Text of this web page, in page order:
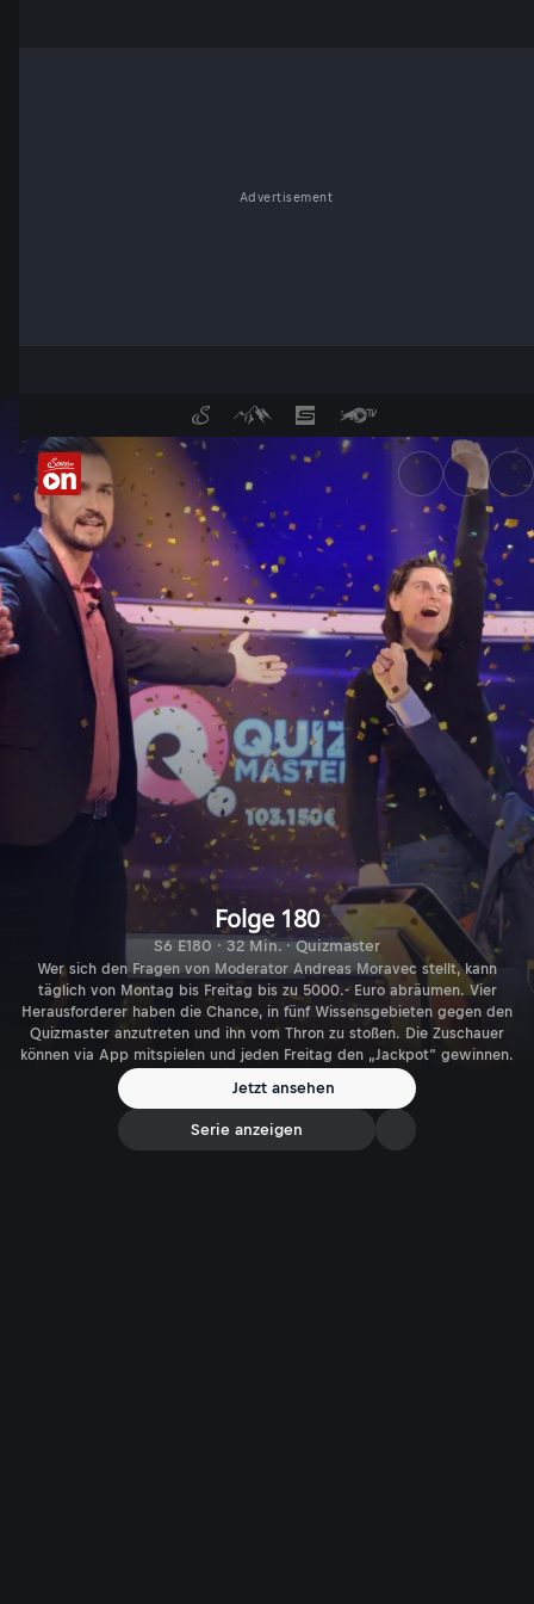
Advertisement
Folge 180 - ServusTV On
Folge 180
S6 E180 · 32 Min. · Quizmaster
Wer sich den Fragen von Moderator Andreas Moravec stellt, kann
täglich von Montag bis Freitag bis zu 5000.- Euro abräumen. Vier
Herausforderer haben die Chance, in fünf Wissensgebieten gegen den
Quizmaster anzutreten und ihn vom Thron zu stoßen. Die Zuschauer
können via App mitspielen und jeden Freitag den „Jackpot“ gewinnen.
Jetzt ansehen
Serie anzeigen